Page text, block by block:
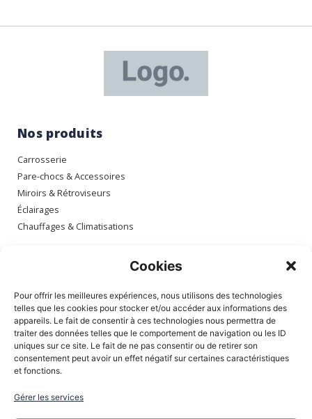
Cookies
Pour offrir les meilleures expériences, nous utilisons des technologies
telles que les cookies pour stocker et/ou accéder aux informations des
appareils. Le fait de consentir à ces technologies nous permettra de
traiter des données telles que le comportement de navigation ou les ID
uniques sur ce site. Le fait de ne pas consentir ou de retirer son
consentement peut avoir un effet négatif sur certaines caractéristiques
et fonctions.
Gérer les services
Nos produits
Carrosserie
Pare-chocs & Accessoires
Miroirs & Rétroviseurs
Éclairages
Chauffages & Climatisations
Mon compte
Mes commandes
Mes adresses
Mon panier
Informations
À Propos de nous